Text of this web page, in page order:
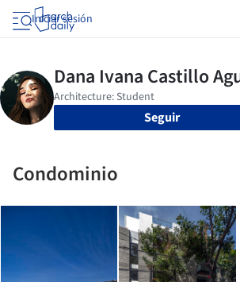
Iniciar sesión
Seguir
Condominio